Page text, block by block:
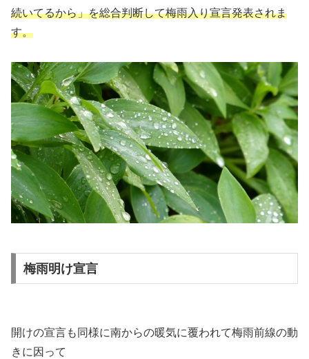
続いてるから」を総合判断して梅雨入り宣言発表されま
す。
梅雨明け宣言
開けの宣言も同様に南からの暖気に覆われて梅雨前線の動
きに因って